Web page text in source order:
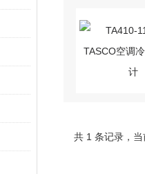
共 1 条记录，